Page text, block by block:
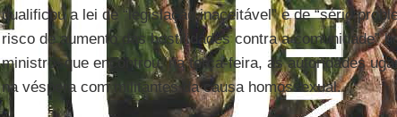
qualificou a lei de “legislação inaceitável” e de “sério
risco de aumento das hostilidades contra a comunidade”
ministro, que encontrou, na terça-feira, as autoridades
na véspera com militantes da causa homossexual.